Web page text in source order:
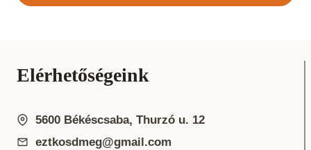
Elérhetőségeink
5600 Békéscsaba, Thurzó u. 12
eztkosdmeg@gmail.com